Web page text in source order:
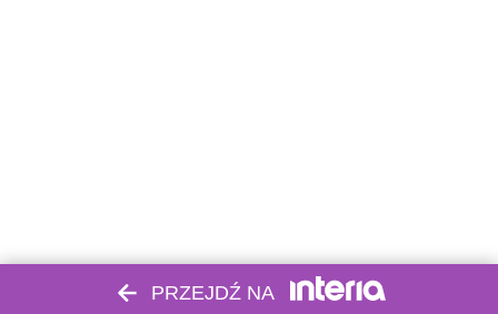
PRZEJDŹ NA